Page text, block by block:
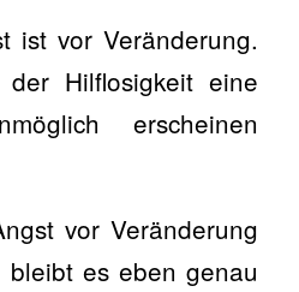
ist vor Veränderung.
Hilflosigkeit eine
erscheinen
vor Veränderung
es eben genau